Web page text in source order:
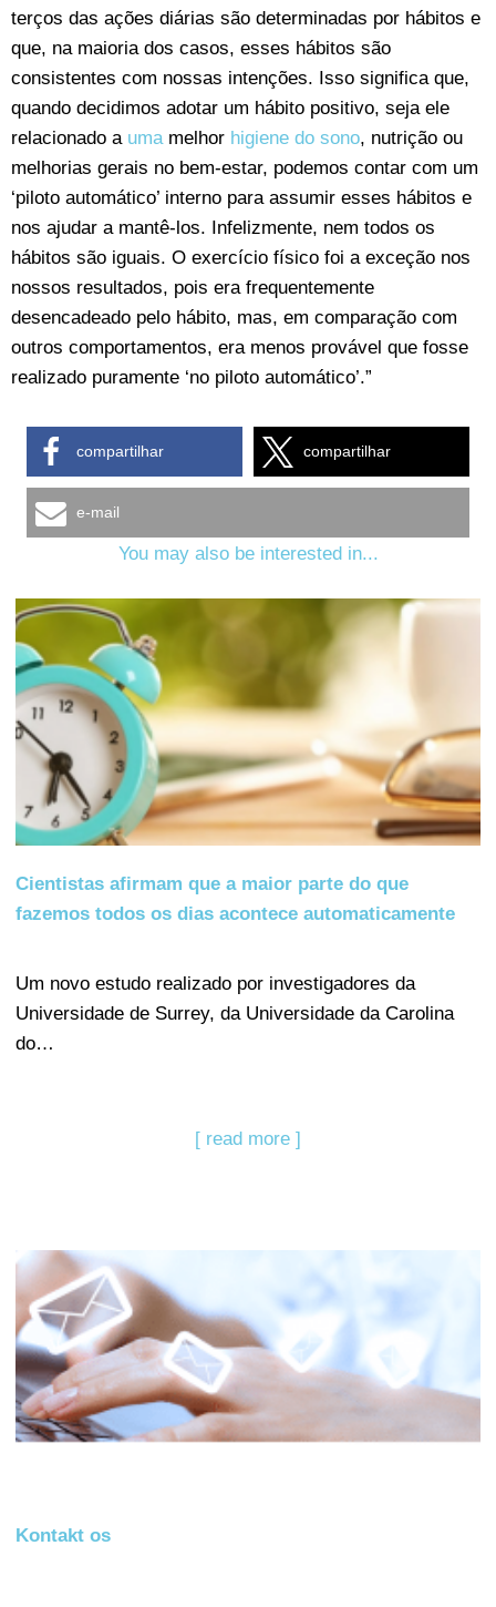
terços das ações diárias são determinadas por hábitos e
que, na maioria dos casos, esses hábitos são
consistentes com nossas intenções. Isso significa que,
quando decidimos adotar um hábito positivo, seja ele
relacionado a umamelhor higiene do sono, nutrição ou
melhorias gerais no bem-estar, podemos contar com um
‘piloto automático’ interno para assumir esses hábitos e
nos ajudar a mantê-los. Infelizmente, nem todos os
hábitos são iguais. O exercício físico foi a exceção nos
nossos resultados, pois era frequentemente
desencadeado pelo hábito, mas, em comparação com
outros comportamentos, era menos provável que fosse
realizado puramente ‘no piloto automático’.”
compartilhar compartilhar
e-mail
You may also be interested in...
Cientistas afirmam que a maior parte do que
fazemos todos os dias acontece automaticamente
Um novo estudo realizado por investigadores da
Universidade de Surrey, da Universidade da Carolina
do…
[ read more ]
Kontakt os